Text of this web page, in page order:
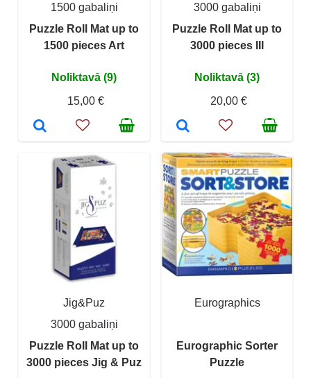
1500 gabaliņi
Puzzle Roll Mat up to
1500 pieces Art
Noliktavā (9)
15,00 €
3000 gabaliņi
Puzzle Roll Mat up to
3000 pieces III
Noliktavā (3)
20,00 €
Jig&Puz
3000 gabaliņi
Puzzle Roll Mat up to
3000 pieces Jig & Puz
Eurographics
Eurographic Sorter
Puzzle